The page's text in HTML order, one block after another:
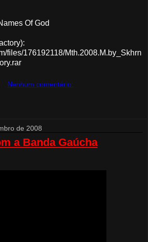
Of God
files/176192118/Mth.2008.M.by_Skhrn
Nenhum comentário:
de 2008
a Banda Gaúcha